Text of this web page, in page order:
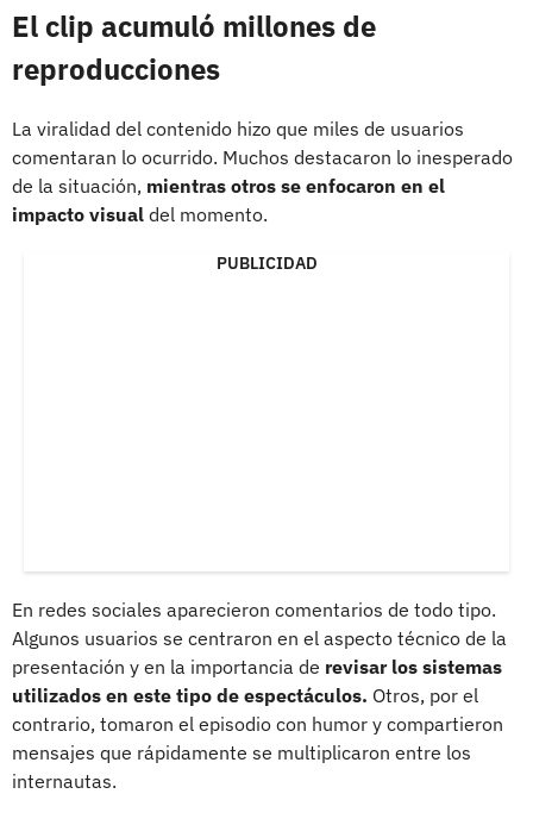
El clip acumuló millones de
reproducciones
La viralidad del contenido hizo que miles de usuarios
comentaran lo ocurrido. Muchos destacaron lo inesperado
de la situación, mientras otros se enfocaron en el
impacto visual del momento.
PUBLICIDAD
En redes sociales aparecieron comentarios de todo tipo.
Algunos usuarios se centraron en el aspecto técnico de la
presentación y en la importancia de revisar los sistemas
utilizados en este tipo de espectáculos. Otros, por el
contrario, tomaron el episodio con humor y compartieron
mensajes que rápidamente se multiplicaron entre los
internautas.